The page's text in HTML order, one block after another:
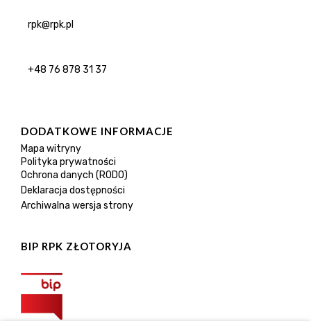
rpk@rpk.pl
+48 76 878 31 37
DODATKOWE INFORMACJE
Mapa witryny
Polityka prywatności
Ochrona danych (RODO)
Deklaracja dostępności
Archiwalna wersja strony
BIP RPK ZŁOTORYJA